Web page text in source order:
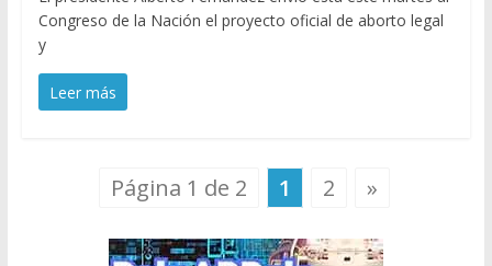
Congreso de la Nación el proyecto oficial de aborto legal
y
Leer más
Página 1 de 2 1 2 »